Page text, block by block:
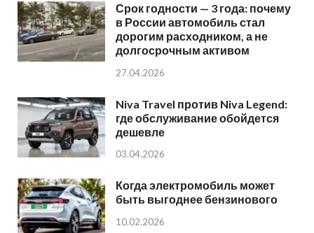
Срок годности — 3 года: почему
в России автомобиль стал
дорогим расходником, а не
долгосрочным активом
27.04.2026
Niva Travel против Niva Legend:
где обслуживание обойдется
дешевле
03.04.2026
Когда электромобиль может
быть выгоднее бензинового
10.02.2026